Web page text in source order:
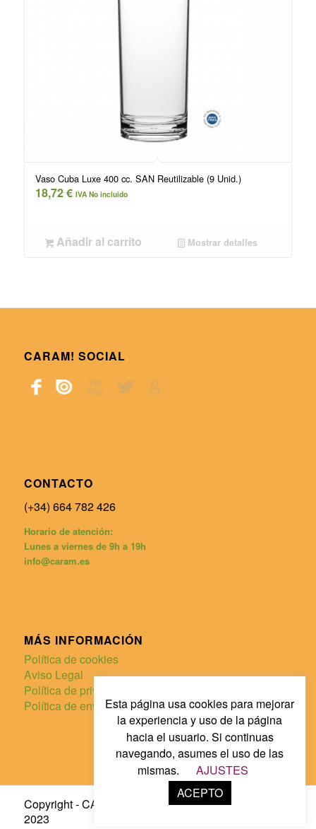
Vaso Cuba Luxe 400 cc. SAN Reutilizable (9 Unid.)
18,72€ IVA No incluido
Añadir al carrito Mostrar detalles
CARAM! SOCIAL
CONTACTO
(+34) 664 782 426
Horario de atención:
Lunes a viernes de 9h a 19h
info@caram.es
MÁS INFORMACIÓN
Política de cookies
Aviso Legal
Política de privacidad
Política de envíos y devoluciones
Copyright - CARAM! Ideas para la hosteleria 2013-
2023
Esta página usa cookies para mejorar
la experiencia y uso de la página
hacia el usuario. Si continuas
navegando, asumes el uso de las
mismas.
AJUSTES
ACEPTO